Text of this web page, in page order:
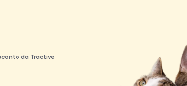
da Tractive